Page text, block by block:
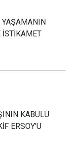
İSTİKAMET
KABULÜ
ERSOY’U